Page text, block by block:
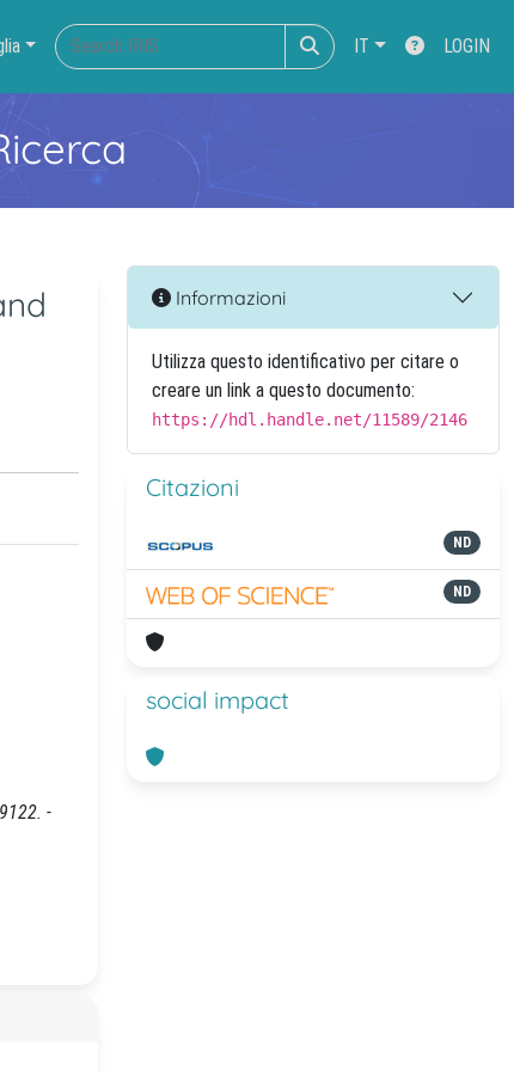
IT LOGIN
-
Informazioni
Utilizza questo identificativo per citare o
creare un link a questo documento:
https://hdl.handle.net/11589/2146
Citazioni
ND
ND
social impact